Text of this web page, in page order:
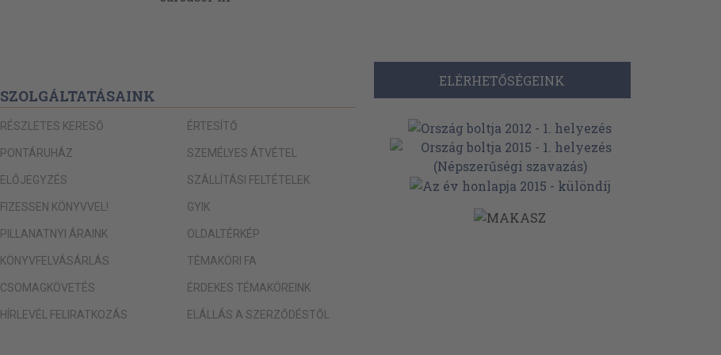
SZOLGÁLTATÁSAINK
RÉSZLETES KERESŐ
PONTÁRUHÁZ
ELŐJEGYZÉS
FIZESSEN KÖNYVVEL!
PILLANATNYI ÁRAINK
KÖNYVFELVÁSÁRLÁS
CSOMAGKÖVETÉS
HÍRLEVÉL FELIRATKOZÁS
ÉRTESÍTŐ
SZEMÉLYES ÁTVÉTEL
SZÁLLÍTÁSI FELTÉTELEK
GYIK
OLDALTÉRKÉP
TÉMAKÖRI FA
ÉRDEKES TÉMAKÖREINK
ELÁLLÁS A SZERZŐDÉSTŐL
ELÉRHETŐSÉGEINK